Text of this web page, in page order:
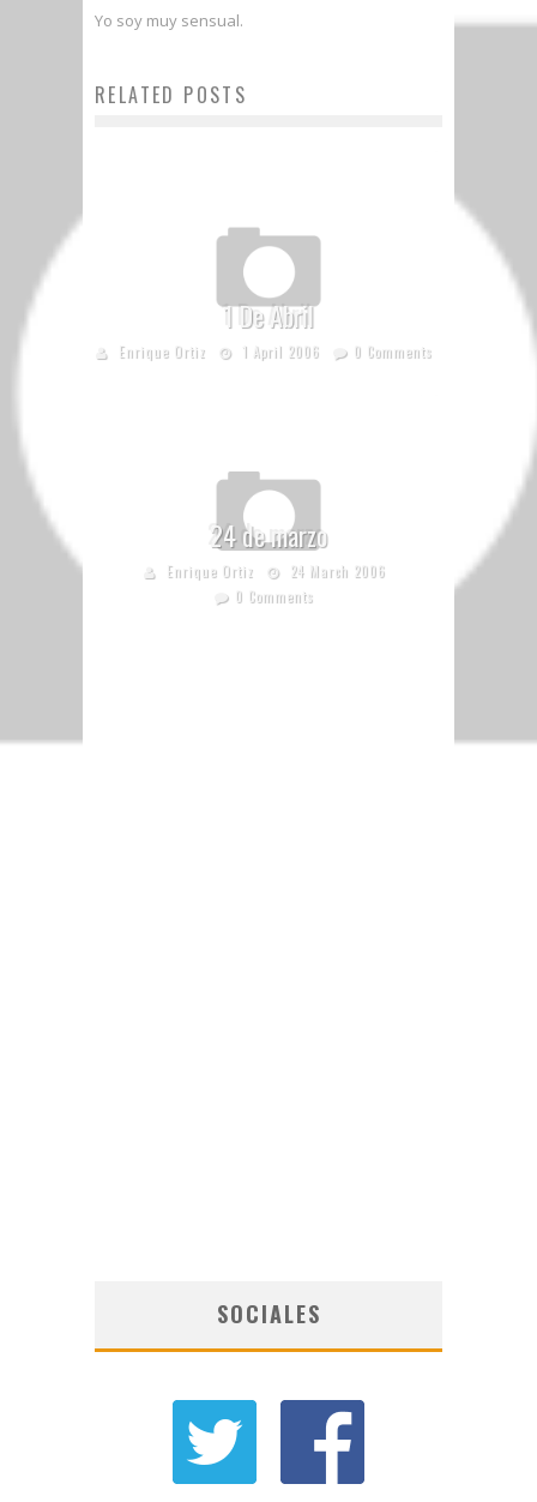
Yo soy muy sensual.
RELATED POSTS
1 De Abril
Enrique Ortiz 1 April 2006 0 Comments
24 de marzo
Enrique Ortiz
24 March 2006
0 Comments
SOCIALES